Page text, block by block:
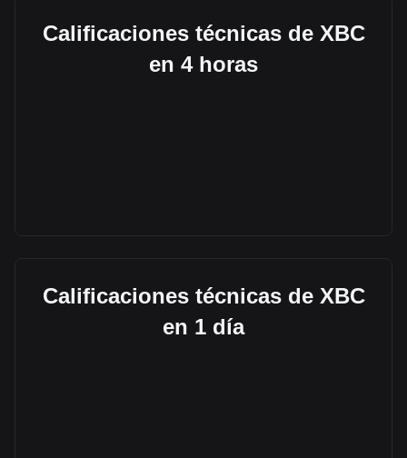
Calificaciones técnicas de XBC
en 4 horas
Calificaciones técnicas de XBC
en 1 día